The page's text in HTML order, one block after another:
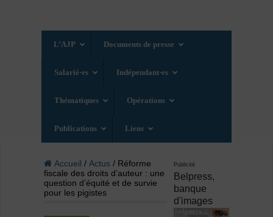
L’AJP Documents de presse
Salarié·es Indépendant·es
Thématiques Opérations
Publications Liens
Accueil / Actus/ Réforme
fiscale des droits d’auteur : une
question d’équité et de survie
pour les pigistes
Publicité
Belpress,
banque
d'images